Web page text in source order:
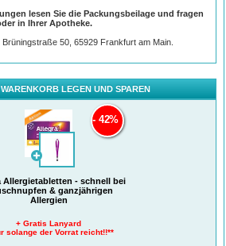
Allergietabletten
Deshalb machen dich Allegra®Allergietabletten mit
bei allergischen Symptomen an Nase, Augen
schnell - das heißt in der Regel bereits nach
Anwendung
: Das Antiallergikum lindert allergische Symptome für
1x täglich eingenommen werden.
ALLERGIEN: Das Antiallergikum ist wirksam bei
(Pollenallergie), Hausstauballergie,
durch Nesselsucht (Urtikaria)
lesen Sie die Packungsbeilage und fragen
in Ihrer Apotheke.
50, 65929 Frankfurt am Main.
LEGEN UND SPAREN
Allergietabletten - schnell bei
& ganzjährigen
Allergien
+ Gratis Lanyard
solange der Vorrat reicht!!**
42%